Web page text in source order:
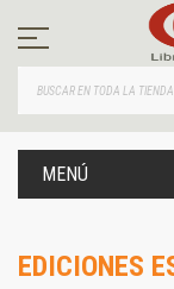
contenido
MENÚ
EDICIONES